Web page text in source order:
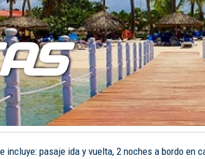
incluye: pasaje ida y vuelta, 2 noches a bordo